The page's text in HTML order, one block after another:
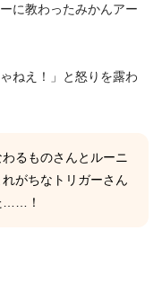
に教わったみかんアー
ねえ！」と怒りを露わ
るものさんとルーニ
がちなトリガーさん
……！